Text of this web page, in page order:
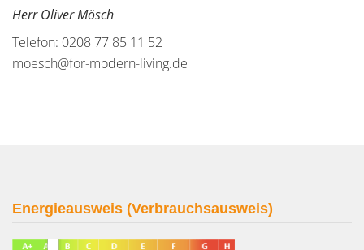
Herr Oliver Mösch
Telefon: 0208 77 85 11 52
moesch@for-modern-living.de
Energieausweis (Verbrauchsausweis)